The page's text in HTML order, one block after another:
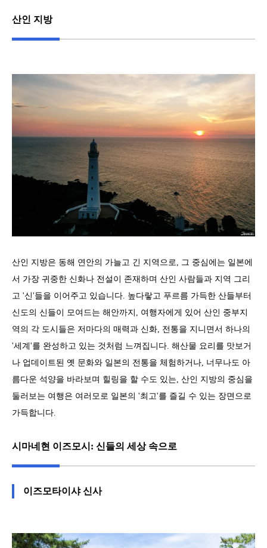
산인 지방
산인 지방은 동해 연안의 가늘고 긴 지역으로, 그 중심에는 일본에
서 가장 귀중한 신화나 전설이 존재하며 산인 사람들과 지역 그리
고 '신'들을 이어주고 있습니다. 높다랗고 푸르름 가득한 산들부터
신도의 신들이 모여드는 해안까지, 여행자에게 있어 산인 중부지
역의 각 도시들은 저마다의 매력과 신화, 전통을 지니면서 하나의
'세계'를 완성하고 있는 것처럼 느껴집니다. 해산물 요리를 맛보거
나 업데이트된 옛 문화와 일본의 전통을 체험하거나, 너무나도 아
름다운 석양을 바라보며 힐링을 할 수도 있는, 산인 지방의 중심을
둘러보는 여행은 여러모로 일본의 '최고'를 즐길 수 있는 장면으로
가득합니다.
시마네현 이즈모시: 신들의 세상 속으로
이즈모타이샤 신사